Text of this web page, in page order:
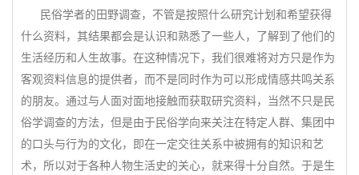
民俗学者的田野调查，不管是按照什么研究计划和希望获得
什么资料，其结果都会是认识和熟悉了一些人，了解到了他们的
生活经历和人生故事。在这种情况下，我们很难将对方只是作为
客观资料信息的提供者，而不是同时作为可以形成情感共鸣关系
的朋友。通过与人面对面地接触而获取研究资料，当然不只是民
俗学调查的方法，但是由于民俗学向来关注在特定人群、集团中
的口头与行为的文化，即在一定交往关系中被拥有的知识和艺
术，所以对于各种人物生活史的关心，就来得十分自然。于是生